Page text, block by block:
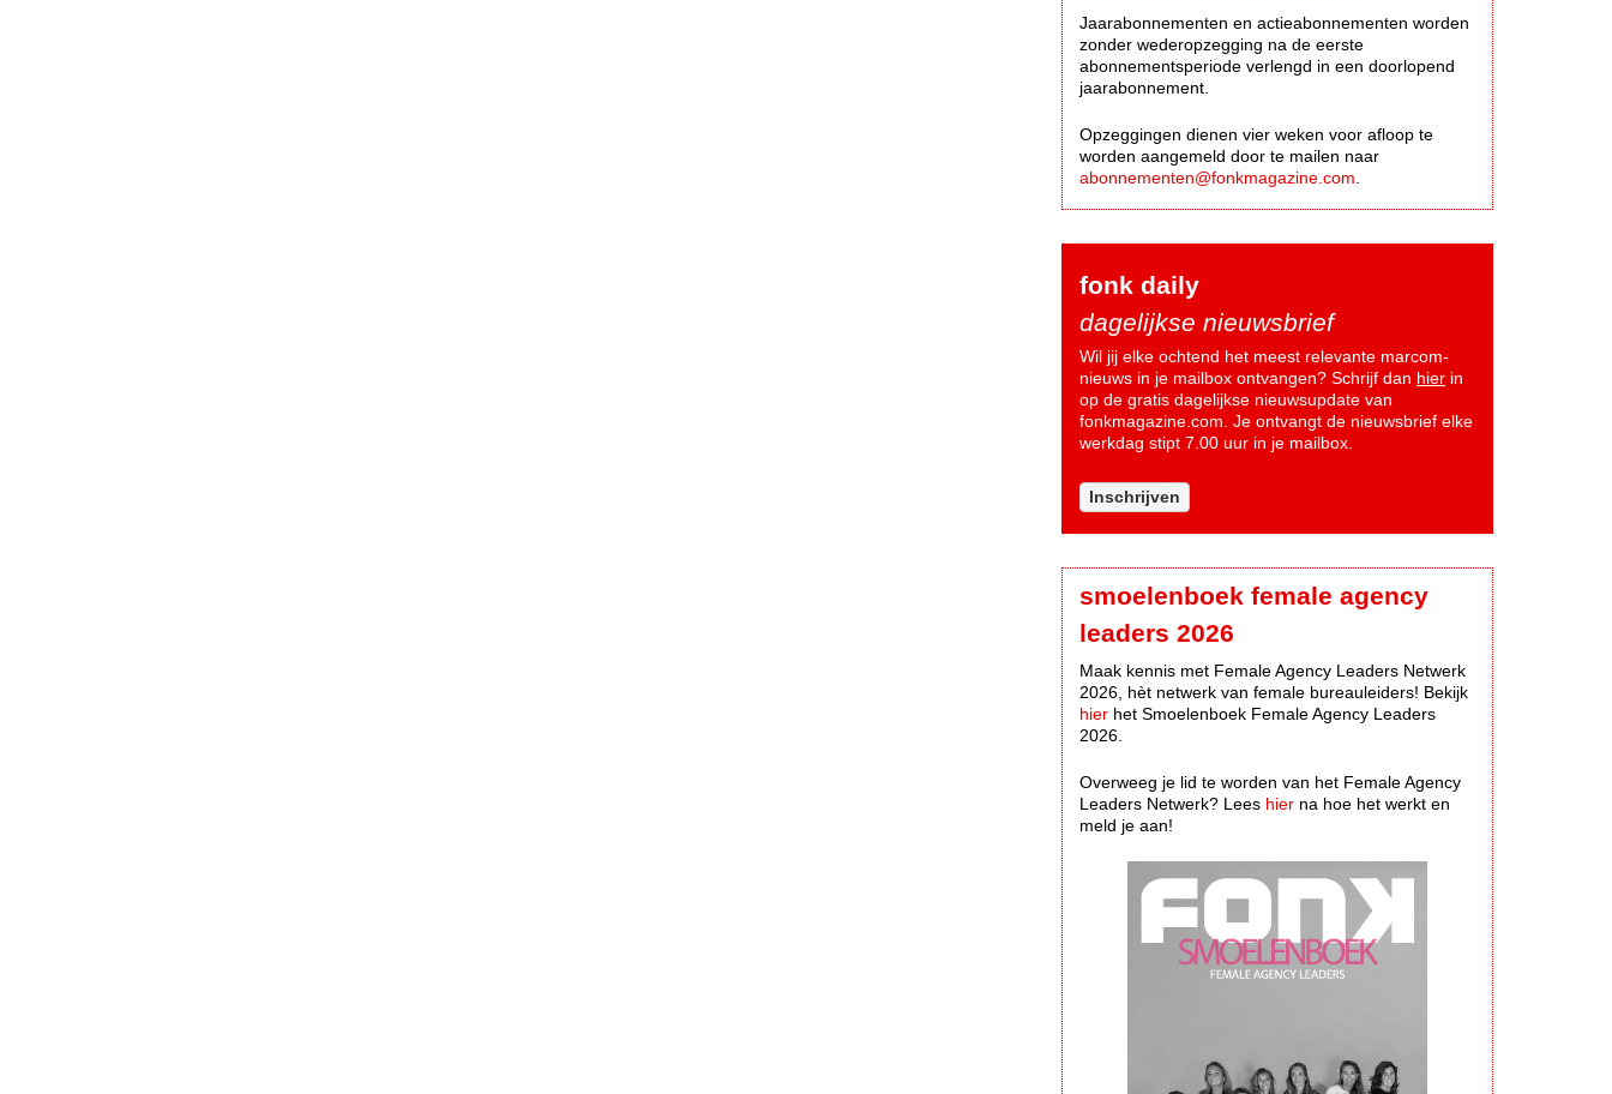
Jaarabonnementen en actieabonnementen worden
zonder wederopzegging na de eerste
abonnementsperiode verlengd in een doorlopend
jaarabonnement.
Opzeggingen dienen vier weken voor afloop te
worden aangemeld door te mailen naar
abonnementen@fonkmagazine.com
fonk daily
dagelijkse nieuwsbrief
Wil jij elke ochtend het meest relevante marcom-
nieuws in je mailbox ontvangen? Schrijf dan hier in
op de gratis dagelijkse nieuwsupdate van
fonkmagazine.com. Je ontvangt de nieuwsbrief elke
werkdag stipt 7.00 uur in je mailbox.
Inschrijven
smoelenboek female agency
leaders 2026
Maak kennis met Female Agency Leaders Netwerk
2026, hèt netwerk van female bureauleiders! Bekijk
hier het Smoelenboek Female Agency Leaders
2026.
Overweeg je lid te worden van het Female Agency
Leaders Netwerk? Lees hier na hoe het werkt en
meld je aan!